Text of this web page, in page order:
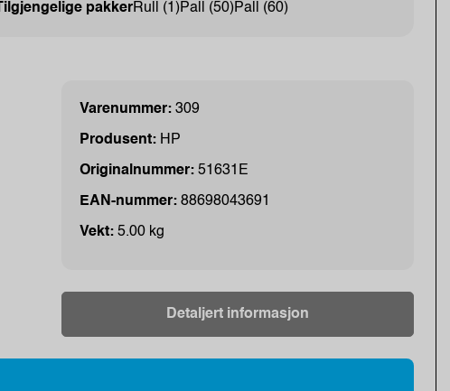
Tilgjengelige pakkerRull (1)Pall (50)Pall (60)
Varenummer:309
Produsent: HP
Originalnummer:51631E
EAN-nummer:88698043691
Vekt:5.00 kg
Detaljert informasjon